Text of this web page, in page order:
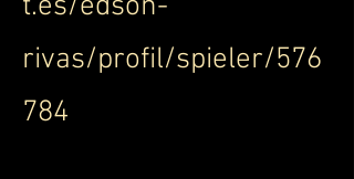
rivas/profil/spieler/576
784